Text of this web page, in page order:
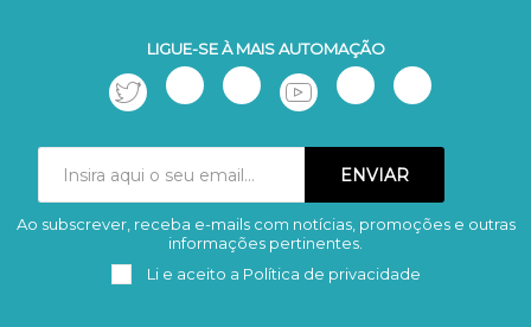
LIGUE-SE À MAIS AUTOMAÇÃO
Subscrever Remover
Ao subscrever, receba e-mails com notícias, promoções e outras
informações pertinentes.
Li e aceito a Política de privacidade